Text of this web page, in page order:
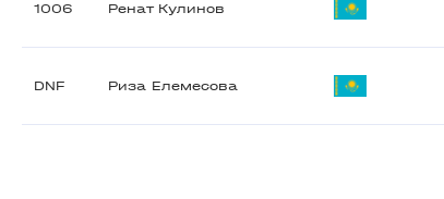
1006 Ренат Кулинов
DNF Риза Елемесова